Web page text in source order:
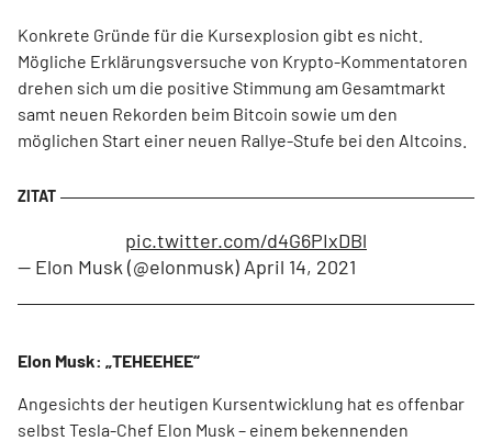
Konkrete Gründe für die Kursexplosion gibt es nicht.
Mögliche Erklärungsversuche von Krypto-Kommentatoren
drehen sich um die positive Stimmung am Gesamtmarkt
samt neuen Rekorden beim Bitcoin sowie um den
möglichen Start einer neuen Rallye-Stufe bei den Altcoins.
pic.twitter.com/d4G6PIxDBl
— Elon Musk (@elonmusk) April 14, 2021
Elon Musk: „TEHEEHEE“
Angesichts der heutigen Kursentwicklung hat es offenbar
selbst Tesla-Chef Elon Musk – einem bekennenden